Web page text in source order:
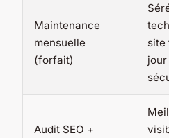
Maintenance
mensuelle
(forfait)
site
Audit SEO +